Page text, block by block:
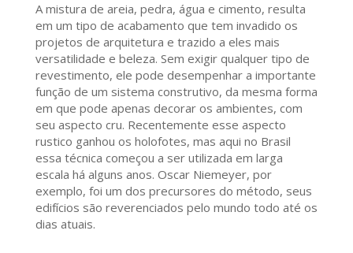
A mistura de areia, pedra, água e cimento, resulta
em um tipo de acabamento que tem invadido os
projetos de arquitetura e trazido a eles mais
versatilidade e beleza. Sem exigir qualquer tipo de
revestimento, ele pode desempenhar a importante
função de um sistema construtivo, da mesma forma
em que pode apenas decorar os ambientes, com
seu aspecto cru. Recentemente esse aspecto
rustico ganhou os holofotes, mas aqui no Brasil
essa técnica começou a ser utilizada em larga
escala há alguns anos. Oscar Niemeyer, por
exemplo, foi um dos precursores do método, seus
edifícios são reverenciados pelo mundo todo até os
dias atuais.